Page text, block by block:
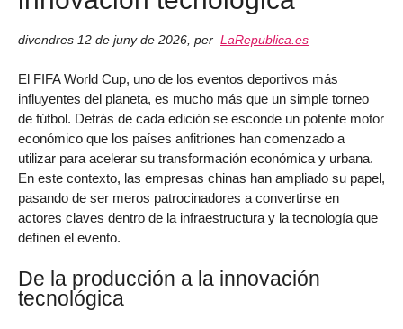
divendres 12 de juny de 2026 per LaRepublica.es
El FIFA World Cup, uno de los eventos deportivos más
influyentes del planeta, es mucho más que un simple torneo
de fútbol. Detrás de cada edición se esconde un potente motor
económico que los países anfitriones han comenzado a
utilizar para acelerar su transformación económica y urbana.
En este contexto, las empresas chinas han ampliado su papel,
pasando de ser meros patrocinadores a convertirse en
actores claves dentro de la infraestructura y la tecnología que
definen el evento.
De la producción a la innovación
tecnológica